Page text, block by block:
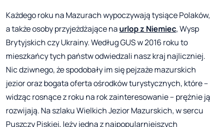
Każdego roku na Mazurach wypoczywają tysiące Polaków,
a także osoby przyjeżdżające na urlop z Niemiec, Wysp
Brytyjskich czy Ukrainy. Według GUS w 2016 roku to
mieszkańcy tych państw odwiedzali nasz kraj najliczniej.
Nic dziwnego, że spodobały im się pejzaże mazurskich
jezior oraz bogata oferta ośrodków turystycznych, które –
widząc rosnące z roku na rok zainteresowanie – prężnie ją
rozwijają. Na szlaku Wielkich Jezior Mazurskich, w sercu
Puszczy Piskiej, leży jedna z najpopularniejszych